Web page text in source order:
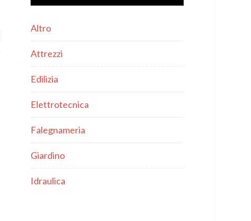
Altro
Attrezzi
Edilizia
Elettrotecnica
Falegnameria
Giardino
Idraulica